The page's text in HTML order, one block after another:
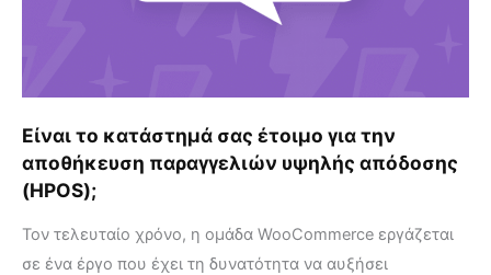
Είναι το κατάστημά σας έτοιμο για την
αποθήκευση παραγγελιών υψηλής απόδοσης
(HPOS);
Τον τελευταίο χρόνο, η ομάδα WooCommerce εργάζεται
σε ένα έργο που έχει τη δυνατότητα να αυξήσει